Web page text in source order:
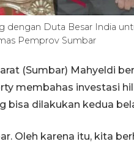
dengan Duta Besar India
Pemprov Sumbar
(Sumbar) Mahyeldi
membahas investasi
bisa dilakukan kedua
Oleh karena itu, kita